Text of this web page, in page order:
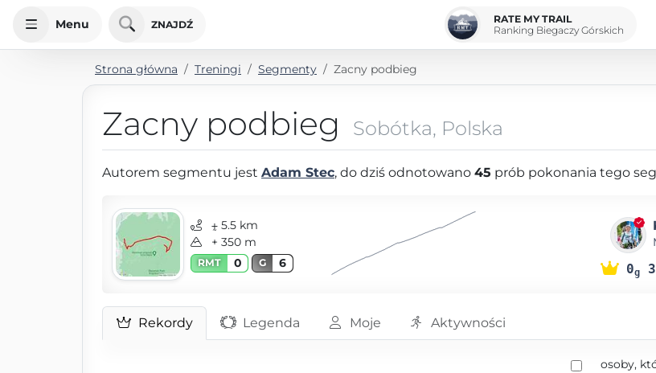
Menu ZNAJDŹ
RATE MY TRAIL
Ranking Biegaczy Górskich
Strona główna Treningi Segmenty Zacny podbieg
Zacny podbieg Sobótka, Polska
Autorem segmentu jest Adam Stec, do dziś odnotowano 45 prób pokonania tego
⨦ 5.5 km
+ 350 m
RMT 0 G 6 0g
Rekordy Legenda Moje Aktywności
osoby,